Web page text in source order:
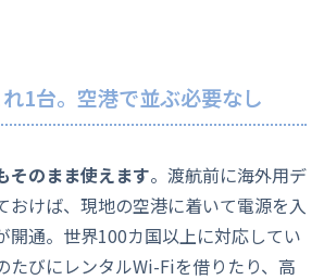
1台。空港で並ぶ必要なし
そのまま使えます。渡航前に海外用デ
おけば、現地の空港に着いて電源を入
開通。世界100カ国以上に対応してい
たびにレンタルWi-Fiを借りたり、高